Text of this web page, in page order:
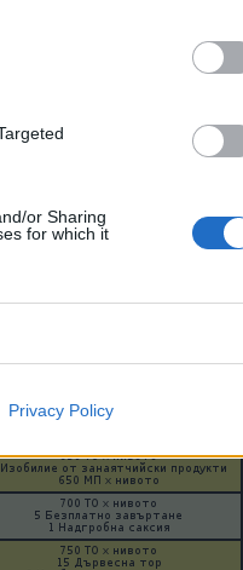
or Sharing
for which it
Privacy Policy